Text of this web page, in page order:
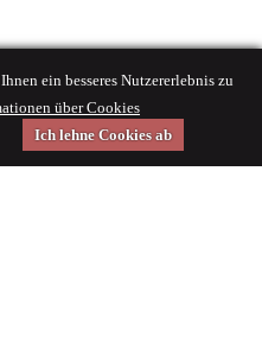
ein besseres Nutzererlebnis zu
über Cookies
Ich lehne Cookies ab